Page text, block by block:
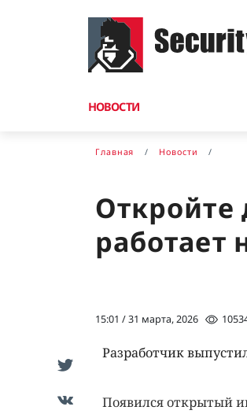
НОВОСТИ
Главная Новости
Откройте
работает
15:01 / 31 марта, 2026
Разработчик
Появился открытый